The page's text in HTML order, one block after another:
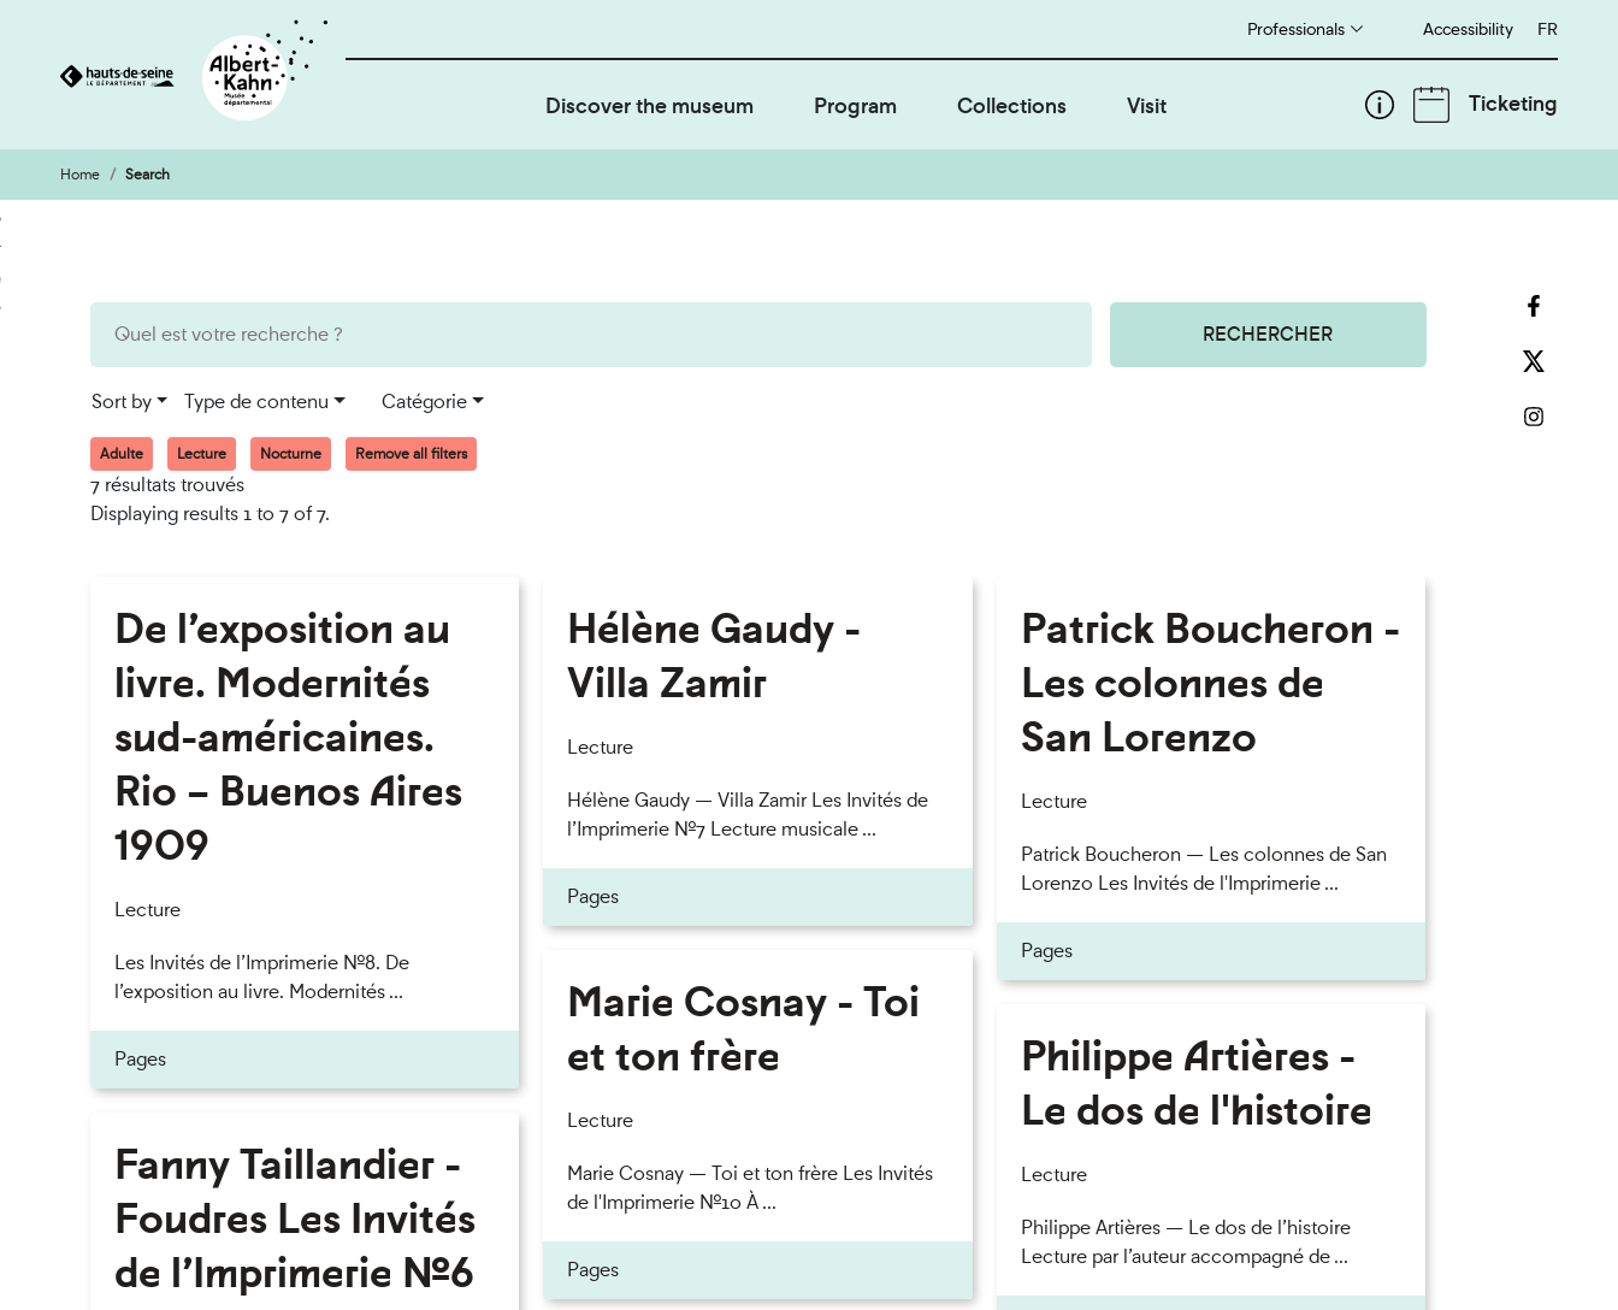
Go
to
content
Go
to
search
engine
Professionals Accessibility Français
FR
Discover the museum Program Collections Visit Ticketing
Home Search
RECHERCHER
Sort by Type de contenu Catégorie
Adulte Lecture Nocturne Remove all filters
7 résultats trouvés
Displaying results 1 to 7 of 7.
De l’exposition au
livre. Modernités
sud-américaines.
Rio – Buenos Aires
1909
Lecture
Les Invités de l’Imprimerie n°8. De
l’exposition au livre. Modernités ...
Pages
Fanny Taillandier -
Foudres Les Invités
de l’Imprimerie n°6
Hélène Gaudy -
Villa Zamir
Lecture
Hélène Gaudy — Villa Zamir Les Invités de
l’Imprimerie n°7 Lecture musicale ...
Pages
Marie Cosnay - Toi
et ton frère
Lecture
Marie Cosnay — Toi et ton frère Les Invités
de l'Imprimerie n°10 À ...
Pages
Patrick Boucheron -
Les colonnes de
San Lorenzo
Lecture
Patrick Boucheron — Les colonnes de San
Lorenzo Les Invités de l'Imprimerie ...
Pages
Philippe Artières -
Le dos de l'histoire
Lecture
Philippe Artières — Le dos de l’histoire
Lecture par l’auteur accompagné de ...
Cookies management panel